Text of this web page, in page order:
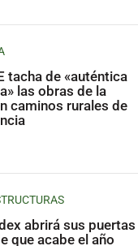
tacha de «auténtica
las obras de la
caminos rurales de
abrirá sus puertas
que acabe el año